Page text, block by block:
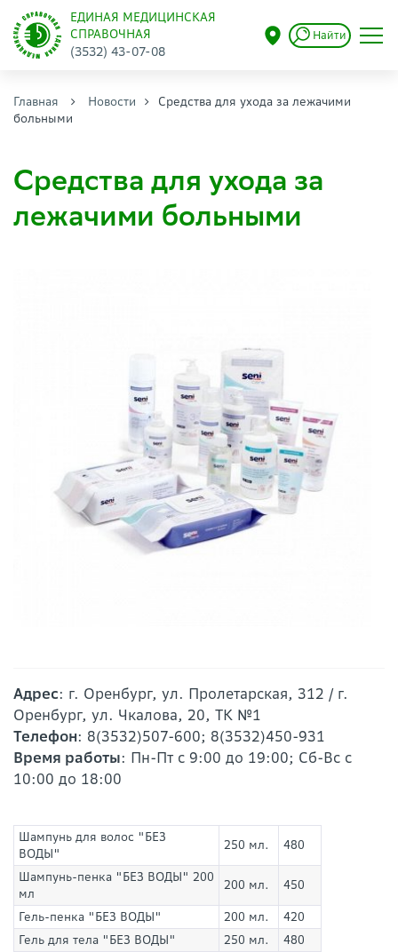
ЕДИНАЯ МЕДИЦИНСКАЯ
СПРАВОЧНАЯ
(3532) 43-07-08
Найти
Главная Новости
Средства для ухода за лежачими
больными
Средства для ухода за
лежачими больными
Адрес: г. Оренбург, ул. Пролетарская, 312 / г.
Оренбург, ул. Чкалова, 20, ТК №1
Телефон: 8(3532)507-600; 8(3532)450-931
Время работы: Пн-Пт с 9:00 до 19:00; Сб-Вс с
10:00 до 18:00
Шампунь для волос "БЕЗ
ВОДЫ"
250 мл. 480
Шампунь-пенка "БЕЗ ВОДЫ" 200
мл
200 мл. 450
Гель-пенка "БЕЗ ВОДЫ" 200 мл.
420
Гель для тела "БЕЗ ВОДЫ"
250 мл.
480